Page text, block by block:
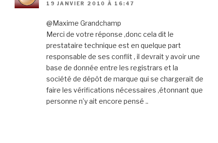
19 JANVIER 2010 À 16:47
@Maxime Grandchamp
Merci de votre réponse ,donc cela dit le
prestataire technique est en quelque part
responsable de ses conflit , il devrait y avoir une
base de donnée entre les registrars et la
société de dépôt de marque qui se chargerait de
faire les vérifications nécessaires ,étonnant que
personne n’y ait encore pensé ..